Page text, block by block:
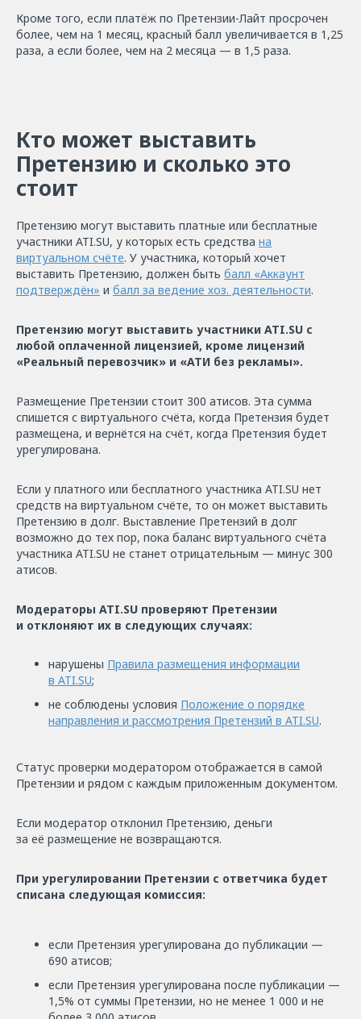
Кроме того, если платёж по Претензии-Лайт просрочен
более, чем на 1 месяц, красный балл увеличивается в 1,25
раза, а если более, чем на 2 месяца — в 1,5 раза.
Кто может выставить
Претензию и сколько это
стоит
Претензию могут выставить платные или бесплатные
участники ATI.SU, у которых есть средства на
виртуальном счёте. У участника, который хочет
выставить Претензию, должен быть балл «Аккаунт
подтверждён» и балл за ведение хоз. деятельности.
Претензию могут выставить участники ATI.SU с
любой оплаченной лицензией, кроме лицензий
«Реальный перевозчик» и «АТИ без рекламы».
Размещение Претензии стоит 300 атисов. Эта сумма
спишется с виртуального счёта, когда Претензия будет
размещена, и вернётся на счёт, когда Претензия будет
урегулирована.
Если у платного или бесплатного участника ATI.SU нет
средств на виртуальном счёте, то он может выставить
Претензию в долг. Выставление Претензий в долг
возможно до тех пор, пока баланс виртуального счёта
участника ATI.SU не станет отрицательным — минус 300
атисов.
Модераторы ATI.SU проверяют Претензии
и отклоняют их в следующих случаях:
нарушены Правила размещения информации
в ATI.SU;
не соблюдены условия Положение о порядке
направления и рассмотрения Претензий в ATI.SU.
Статус проверки модератором отображается в самой
Претензии и рядом с каждым приложенным документом.
Если модератор отклонил Претензию, деньги
за её размещение не возвращаются.
При урегулировании Претензии с ответчика будет
списана следующая комиссия:
если Претензия урегулирована до публикации —
690 атисов;
если Претензия урегулирована после публикации —
1,5% от суммы Претензии, но не менее 1 000 и не